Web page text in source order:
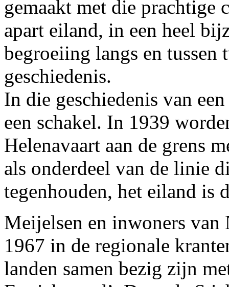
gemaakt met die prachtige
apart eiland, in een heel
begroeiing langs en tussen
geschiedenis.
In die geschiedenis van
een schakel. In 1939
Helenavaart aan de grens
als onderdeel van de linie
tegenhouden, het eiland is
Meijelsen en inwoners
1967 in de regionale
landen samen bezig zijn